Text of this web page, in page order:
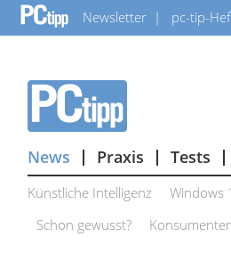
Newsletter pc-tip-
News Praxis Tests
Künstliche Intelligenz Windows
Schon gewusst?